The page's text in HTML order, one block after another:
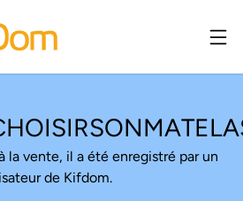
la vente, il a été enregistré par un
de Kifdom.